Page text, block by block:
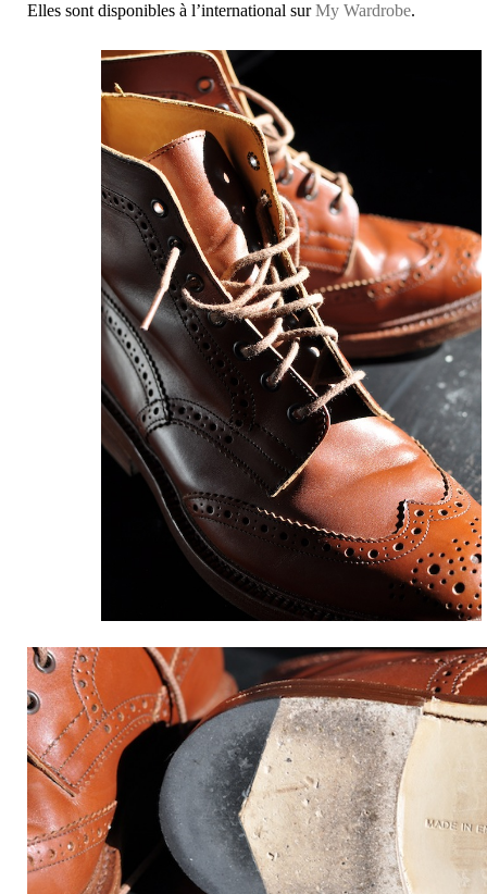
Elles sont disponibles à l’international surMy Wardrobe.